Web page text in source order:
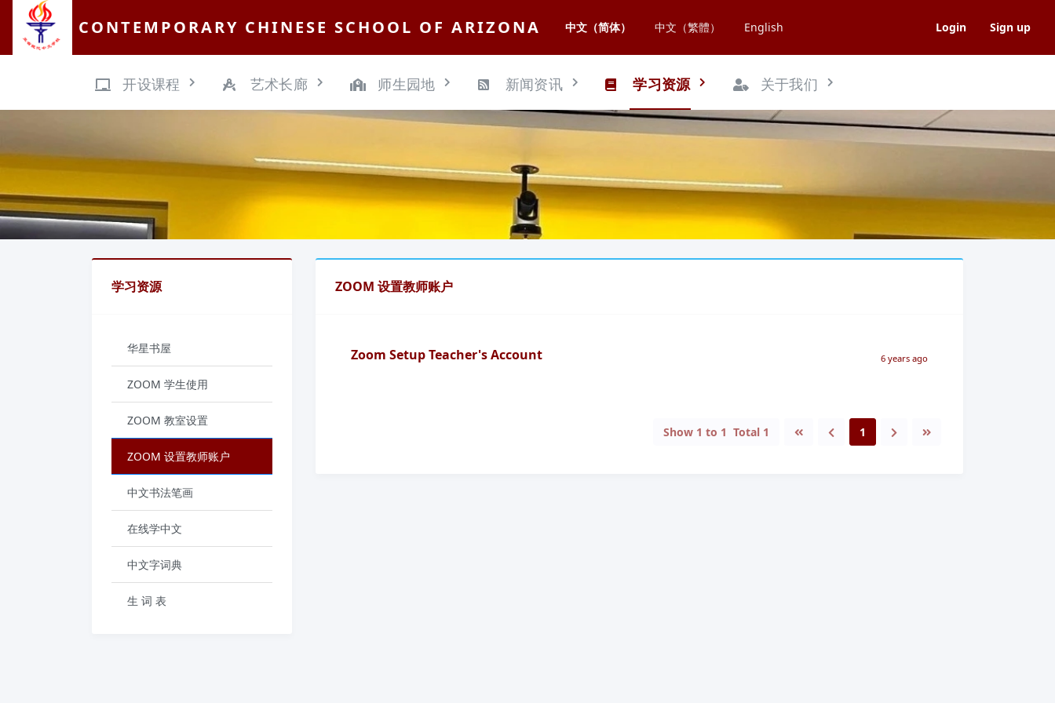
CONTEMPORARY CHINESE SCHOOL OF ARIZONA 中文（简体） 中文（繁體） English Login Sign up
开设课程 艺术长廊 师生园地 新闻资讯 学习资源 关于我们
学习资源
华星书屋
ZOOM 学生使用
ZOOM 教室设置
ZOOM 设置教师账户
中文书法笔画
在线学中文
中文字词典
生 词 表
ZOOM 设置教师账户
Zoom Setup Teacher's Account 6 years ago
Show 1 to 1 Total 1 1